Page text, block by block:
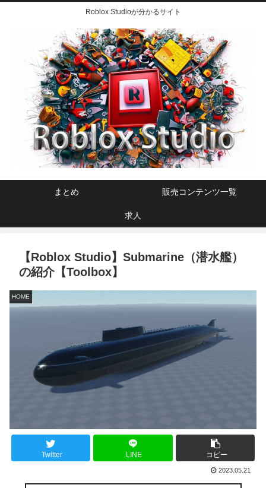
Roblox Studioが分かるサイト
まとめ 販売コンテンツ一覧
求人
【Roblox Studio】Submarine（潜水艦）
の紹介【Toolbox】
HOME
Twitter LINE コピー
2023.05.21